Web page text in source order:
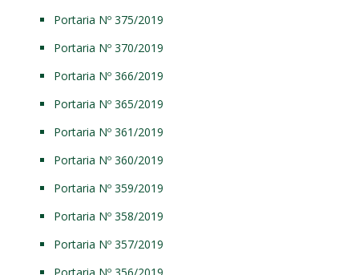
Portaria Nº 375/2019
Portaria Nº 370/2019
Portaria Nº 366/2019
Portaria Nº 365/2019
Portaria Nº 361/2019
Portaria Nº 360/2019
Portaria Nº 359/2019
Portaria Nº 358/2019
Portaria Nº 357/2019